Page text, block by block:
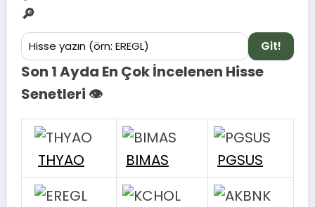
🔎
Git!
Son 1 Ayda En Çok İncelenen Hisse
Senetleri 👁
THYAO BIMAS PGSUS